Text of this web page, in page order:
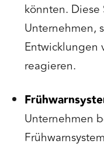
könnten.
Unternehmen,
Entwicklungen
reagieren.
Unternehmen